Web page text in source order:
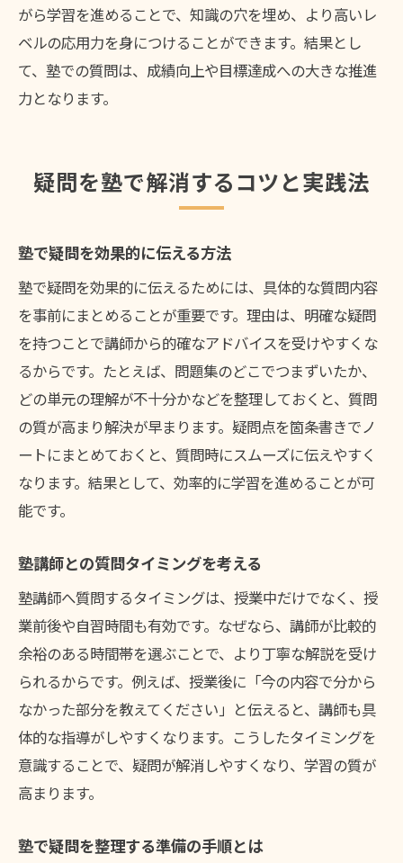
がら学習を進めることで、知識の穴を埋め、より高いレ
ベルの応用力を身につけることができます。結果とし
て、塾での質問は、成績向上や目標達成への大きな推進
力となります。
疑問を塾で解消するコツと実践法
塾で疑問を効果的に伝える方法
塾で疑問を効果的に伝えるためには、具体的な質問内容
を事前にまとめることが重要です。理由は、明確な疑問
を持つことで講師から的確なアドバイスを受けやすくな
るからです。たとえば、問題集のどこでつまずいたか、
どの単元の理解が不十分かなどを整理しておくと、質問
の質が高まり解決が早まります。疑問点を箇条書きでノ
ートにまとめておくと、質問時にスムーズに伝えやすく
なります。結果として、効率的に学習を進めることが可
能です。
塾講師との質問タイミングを考える
塾講師へ質問するタイミングは、授業中だけでなく、授
業前後や自習時間も有効です。なぜなら、講師が比較的
余裕のある時間帯を選ぶことで、より丁寧な解説を受け
られるからです。例えば、授業後に「今の内容で分から
なかった部分を教えてください」と伝えると、講師も具
体的な指導がしやすくなります。こうしたタイミングを
意識することで、疑問が解消しやすくなり、学習の質が
高まります。
塾で疑問を整理する準備の手順とは